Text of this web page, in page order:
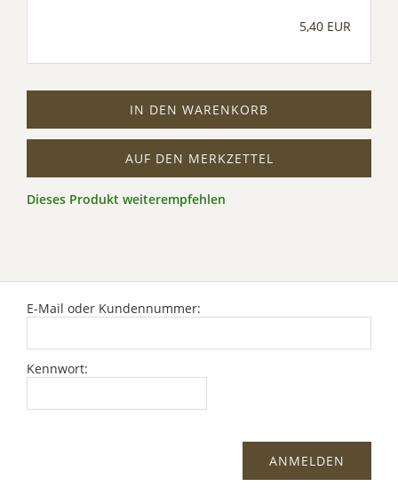
5,40 EUR
IN DEN WARENKORB
AUF DEN MERKZETTEL
Dieses Produkt weiterempfehlen
E-Mail oder Kundennummer:
Kennwort: